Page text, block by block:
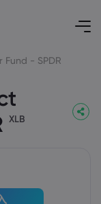
Fund - SPDR
XLB